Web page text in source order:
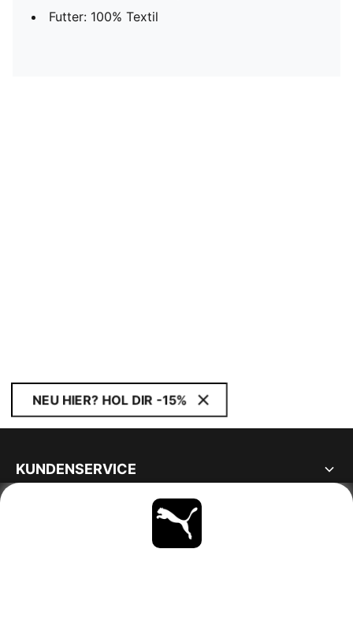
Futter: 100% Textil
NEU HIER? HOL DIR -15%
KUNDENSERVICE
BLEIBE IMMER AUF DEM LAUFENDEN